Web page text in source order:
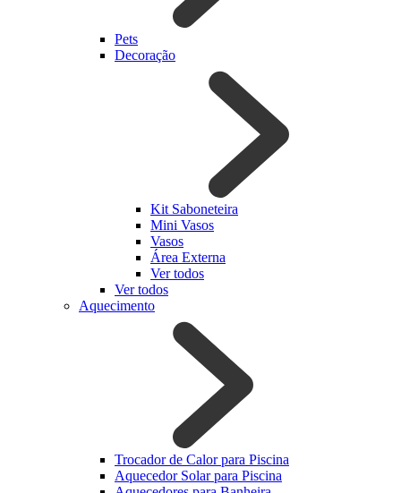
Pets
Decoração
Kit Saboneteira
Mini Vasos
Vasos
Área Externa
Ver todos
Ver todos
Aquecimento
Trocador de Calor para Piscina
Aquecedor Solar para Piscina